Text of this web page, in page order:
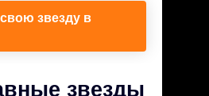
звезду в
звезды